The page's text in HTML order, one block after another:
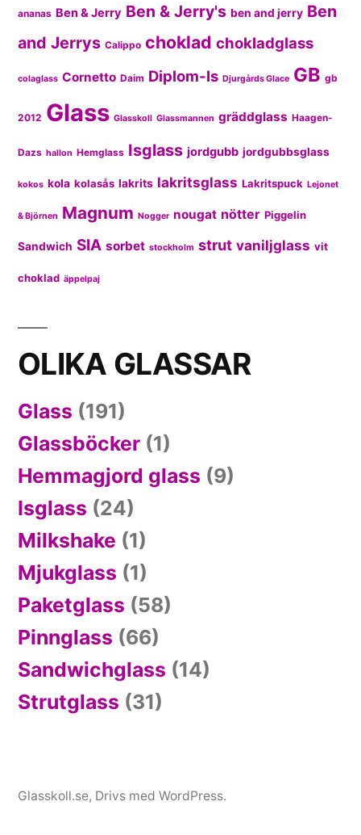
ananas Ben & Jerry Ben & Jerry's ben and jerry Ben
and Jerrys Calippo choklad chokladglass
colaglass Cornetto Daim Diplom-Is Djurgårds Glace GB gb
2012 Glass Glasskoll Glassmannen gräddglass Haagen-
Dazs hallon Hemglass Isglass jordgubb jordgubbsglass
kokos kola kolasås lakrits lakritsglass Lakritspuck Lejonet
& Björnen Magnum Nogger nougat nötter Piggelin
Sandwich SIA sorbet stockholm strut vaniljglass vit
choklad äppelpaj
OLIKA GLASSAR
Glass (191)
Glassböcker (1)
Hemmagjord glass (9)
Isglass (24)
Milkshake (1)
Mjukglass (1)
Paketglass (58)
Pinnglass (66)
Sandwichglass (14)
Strutglass (31)
Glasskoll.se, Drivs med WordPress.